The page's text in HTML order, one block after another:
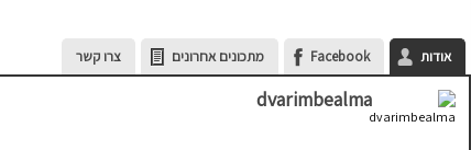
אודות Facebook מתכונים אחרונים צרו קשר
dvarimbealma